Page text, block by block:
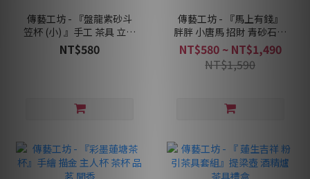
傳藝工坊 - 『盤龍紫砂斗
笠杯 (小) 』手工 茶具 立體
浮雕 紫砂大紅袍
NT$580
傳藝工坊 - 『馬上有錢』
胖胖 小唐馬 招財 青砂石塑
招財 療癒小物
NT$580 ~ NT$1,490
NT$1,590